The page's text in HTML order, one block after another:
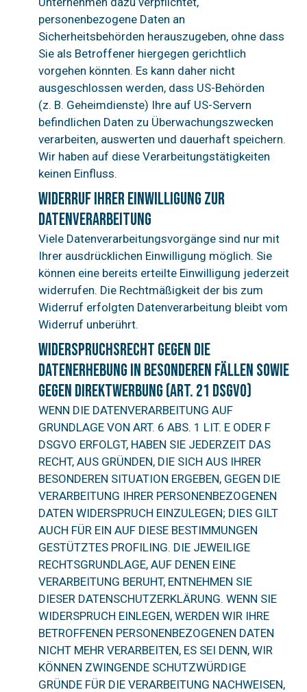
personenbezogene Daten an
Sicherheitsbehörden herauszugeben, ohne dass
Sie als Betroffener hiergegen gerichtlich
vorgehen könnten. Es kann daher nicht
ausgeschlossen werden, dass US-Behörden
(z. B. Geheimdienste) Ihre auf US-Servern
befindlichen Daten zu Überwachungszwecken
verarbeiten, auswerten und dauerhaft speichern.
Wir haben auf diese Verarbeitungstätigkeiten
keinen Einfluss.
Widerruf Ihrer Einwilligung zur
Datenverarbeitung
Viele Datenverarbeitungsvorgänge sind nur mit
Ihrer ausdrücklichen Einwilligung möglich. Sie
können eine bereits erteilte Einwilligung jederzeit
widerrufen. Die Rechtmäßigkeit der bis zum
Widerruf erfolgten Datenverarbeitung bleibt vom
Widerruf unberührt.
Widerspruchsrecht gegen die
Datenerhebung in besonderen Fällen sowie
gegen Direktwerbung (Art. 21 DSGVO)
WENN DIE DATENVERARBEITUNG AUF
GRUNDLAGE VON ART. 6 ABS. 1 LIT. E ODER F
DSGVO ERFOLGT, HABEN SIE JEDERZEIT DAS
RECHT, AUS GRÜNDEN, DIE SICH AUS IHRER
BESONDEREN SITUATION ERGEBEN, GEGEN DIE
VERARBEITUNG IHRER PERSONENBEZOGENEN
DATEN WIDERSPRUCH EINZULEGEN; DIES GILT
AUCH FÜR EIN AUF DIESE BESTIMMUNGEN
GESTÜTZTES PROFILING. DIE JEWEILIGE
RECHTSGRUNDLAGE, AUF DENEN EINE
VERARBEITUNG BERUHT, ENTNEHMEN SIE
DIESER DATENSCHUTZERKLÄRUNG. WENN SIE
WIDERSPRUCH EINLEGEN, WERDEN WIR IHRE
BETROFFENEN PERSONENBEZOGENEN DATEN
NICHT MEHR VERARBEITEN, ES SEI DENN, WIR
KÖNNEN ZWINGENDE SCHUTZWÜRDIGE
GRÜNDE FÜR DIE VERARBEITUNG NACHWEISEN,